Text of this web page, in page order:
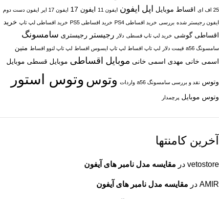
25 اف ای اقساط موبایل اپل ایفون ایفون 11 ایفون 17 ایفون 17 ایر ایفون دست دوم
ایفون رجیستر شده بررسی خرید اقساطی PS4 خرید اقساطی PS5 خرید اقساطی لپ تاپ خرید
اقساطی گوشی خرید لپ تاپ قسطی دلار رجیستر رجیستری سامسونگ
سامسونگ a56 قیمت دلار لپ تاپ اقساط لپ تاپ ایسوس اقساط لپ تاپ لنوو اقساط متین
اسمی خانی مهدی اسمی خانی موبایل اقساطی موبایل قسطی موبایل
وتوس نقد و بررسی سامسونگ a56 واردات وتوس وتوس استور
وتوس موبایل پرچمدار
آخرین کامنتها
vetostore در مقایسه مدل نامبر های آیفون
AMIR در مقایسه مدل نامبر های آیفون